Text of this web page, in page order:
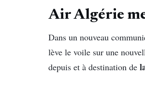
Air Algérie
Dans un nouveau
lève le voile sur une
depuis et à destination de